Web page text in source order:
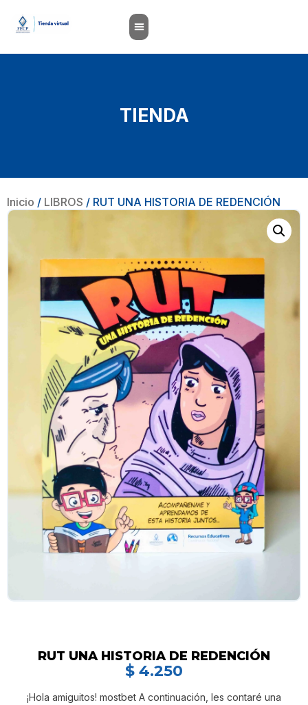
TIENDA
Inicio / LIBROS / RUT UNA HISTORIA DE REDENCIÓN
RUT UNA HISTORIA DE REDENCIÓN
$ 4.250
¡Hola amiguitos! mostbet A continuación, les contaré una